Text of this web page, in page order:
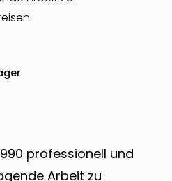
professionell und
Arbeit zu